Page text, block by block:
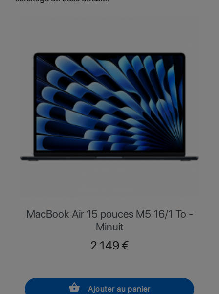
MacBook Air 15 pouces M5 16/1 To -
Minuit
Prix
2 149 €
shopping_basket Ajouter au panier